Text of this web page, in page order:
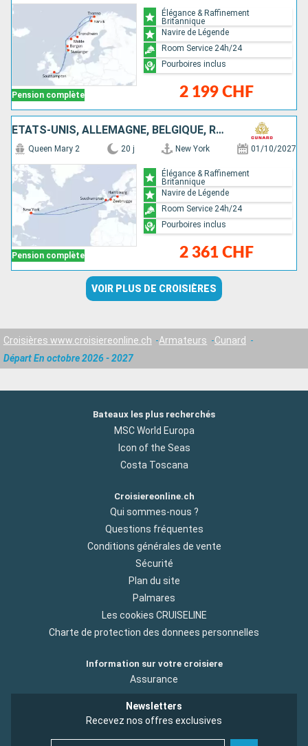
Pension complète 2 199 CHF
Élégance & Raffinement
Britannique
Navire de Légende
Room Service 24h/24
Pourboires inclus
ÉTATS-UNIS, ALLEMAGNE, BELGIQUE, ROYAUME-UNI
Pension complète
Queen Mary 2 20 j New York 01/10/2027
2 361 CHF
Élégance & Raffinement
Britannique
Navire de Légende
Room Service 24h/24
Pourboires inclus
VOIR PLUS DE CROISIÈRES
Croisières www.croisiereonline.ch Armateurs
Cunard
Départ En octobre 2026 - 2027
Bateaux les plus recherchés
MSC World Europa
Icon of the Seas
Costa Toscana
Croisiereonline.ch
Qui sommes-nous ?
Questions fréquentes
Conditions générales de vente
Sécurité
Plan du site
Palmares
Les cookies CRUISELINE
Charte de protection des donnees personnelles
Information sur votre croisiere
Assurance
Newsletters
Recevez nos offres exclusives